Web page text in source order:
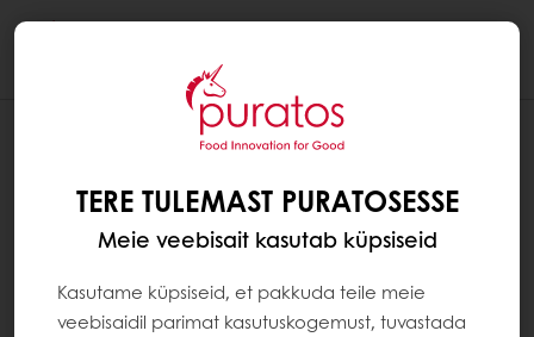
KUIDAS LUUA MYPURATOS KONTO
1. samm: Klõpsa paremas ülanurgas kirjale
MyPuratos ja seejärel nupul „Registreeru“.
2. samm:
TERE TULEMAST PURATOSESSE
Meie veebisait kasutab küpsiseid
Kasutame küpsiseid, et pakkuda teile meie
veebisaidil parimat kasutuskogemust, tuvastada